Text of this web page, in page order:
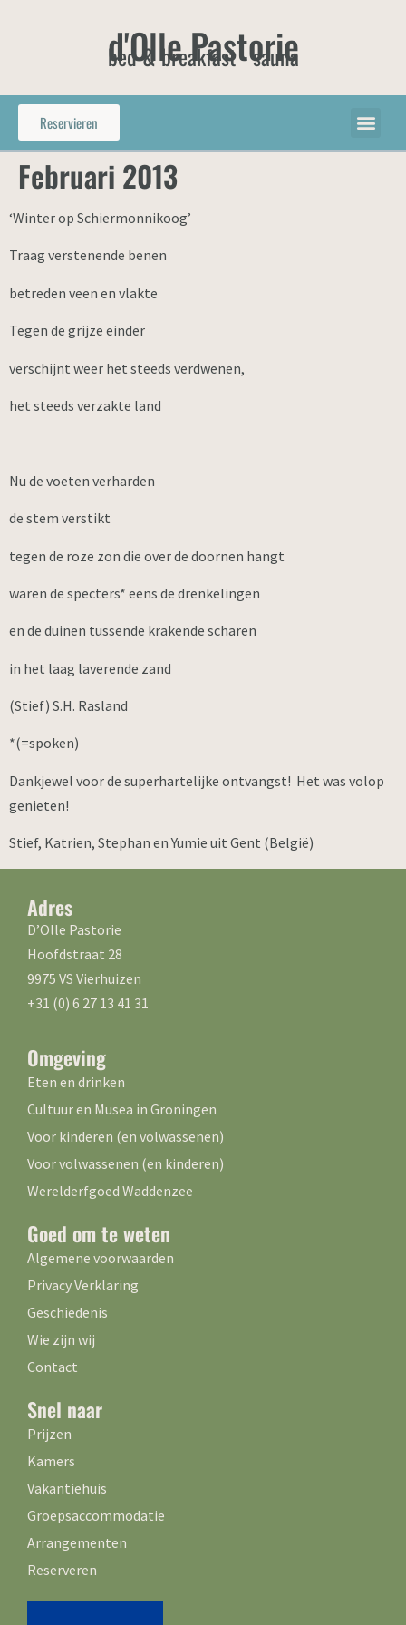
d'Olle Pastorie
bed & breakfast - sauna
Reservieren
Februari 2013
‘Winter op Schiermonnikoog’
Traag verstenende benen
betreden veen en vlakte
Tegen de grijze einder
verschijnt weer het steeds verdwenen,
het steeds verzakte land
Nu de voeten verharden
de stem verstikt
tegen de roze zon die over de doornen hangt
waren de specters* eens de drenkelingen
en de duinen tussende krakende scharen
in het laag laverende zand
(Stief) S.H. Rasland
*(=spoken)
Dankjewel voor de superhartelijke ontvangst! Het was volop
genieten!
Stief, Katrien, Stephan en Yumie uit Gent (België)
Adres
D’Olle Pastorie
Hoofdstraat 28
9975 VS Vierhuizen
+31 (0) 6 27 13 41 31
Omgeving
Eten en drinken
Cultuur en Musea in Groningen
Voor kinderen (en volwassenen)
Voor volwassenen (en kinderen)
Werelderfgoed Waddenzee
Goed om te weten
Algemene voorwaarden
Privacy Verklaring
Geschiedenis
Wie zijn wij
Contact
Snel naar
Prijzen
Kamers
Vakantiehuis
Groepsaccommodatie
Arrangementen
Reserveren